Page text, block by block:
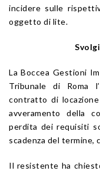
incidere sulle
oggetto di lite.
La Boccea Gestioni
Tribunale di Roma
contratto di
avveramento della
perdita dei requisiti
scadenza del termine,
Il resistente ha